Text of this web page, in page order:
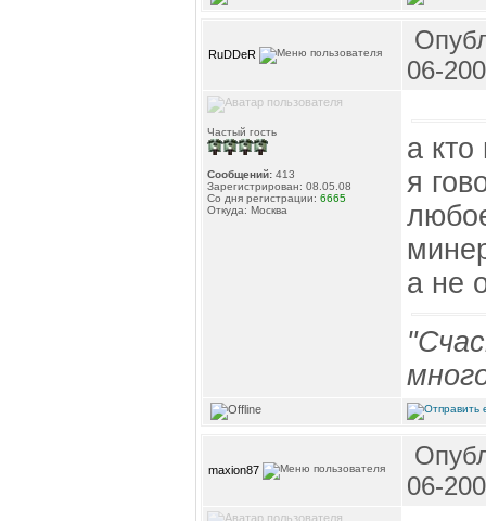
RuDDeR
06-
Частый гость
Сообщений: 413
Зарегистрирован: 08.05.08
Со дня регистрации: 6665
Откуда: Москва
а
я
а не
maxion87
06-